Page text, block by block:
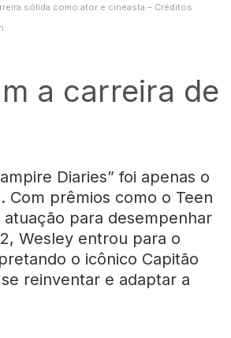
sólida como ator e cineasta – Créditos:
a carreira de
Diaries” foi apenas o
Com prêmios como o Teen
para desempenhar
Wesley entrou para o
o icônico Capitão
reinventar e adaptar a